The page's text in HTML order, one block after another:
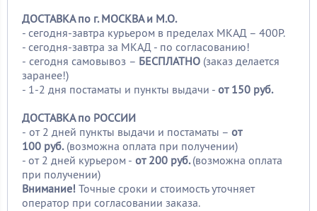
ДОСТАВКА по г. МОСКВА и М.О.
- сегодня-завтра курьером в пределах МКАД – 400Р.
- сегодня-завтра за МКАД - по согласованию!
- сегодня самовывоз – БЕСПЛАТНО (заказ делается
заранее!)
- 1-2 дня постаматы и пункты выдачи - от 150 руб.
ДОСТАВКА по РОССИИ
- от 2 дней пункты выдачи и постаматы – от
100 руб. (возможна оплата при получении)
- от 2 дней курьером - от 200 руб.(возможна оплата
при получении)
Внимание! Точные сроки и стоимость уточняет
оператор при согласовании заказа.